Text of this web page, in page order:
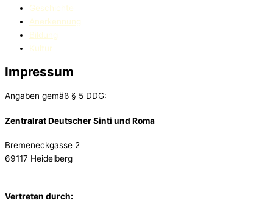
Geschichte
Anerkennung
Bildung
Kultur
Impressum
Angaben gemäß § 5 DDG:
Zentralrat Deutscher Sinti und Roma
Bremeneckgasse 2
69117 Heidelberg
Vertreten durch: